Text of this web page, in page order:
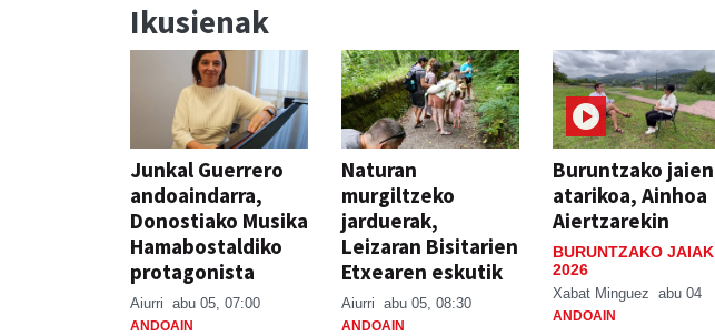
Ikusienak
Junkal Guerrero
andoaindarra,
Donostiako Musika
Hamabostaldiko
protagonista
Aiurri abu 05, 07:00
ANDOAIN
Naturan
murgiltzeko
jarduerak,
Leizaran Bisitarien
Etxearen eskutik
Aiurri abu 05, 08:30
ANDOAIN
Buruntzako jaien
atarikoa, Ainhoa
Aiertzarekin
BURUNTZAKO JAIAK
2026
Xabat Minguez abu 04
ANDOAIN